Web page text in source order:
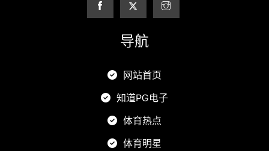
导航
网站首页
知道PG电子
体育热点
体育明星